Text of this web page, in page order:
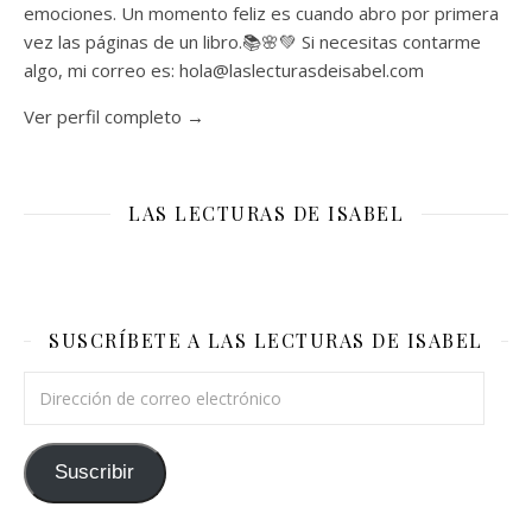
emociones. Un momento feliz es cuando abro por primera
vez las páginas de un libro.📚🌸💚 Si necesitas contarme
algo, mi correo es: hola@laslecturasdeisabel.com
Ver perfil completo →
LAS LECTURAS DE ISABEL
SUSCRÍBETE A LAS LECTURAS DE ISABEL
Suscribir